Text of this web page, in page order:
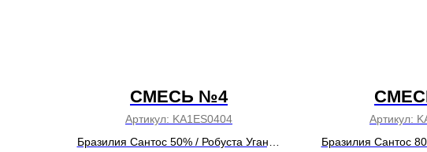
СМЕСЬ №4
Артикул: KA1ES0404
Бразилия Сантос 50% / Робуста Уганда
Артикул:
Бразилия Сантос